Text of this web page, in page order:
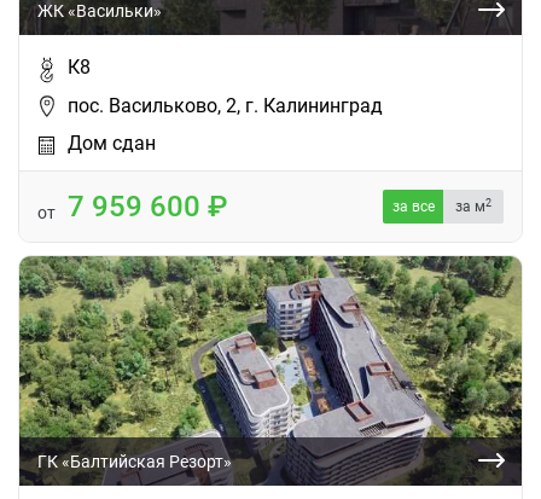
ЖК «Васильки»
К8
пос. Васильково, 2, г. Калининград
Дом сдан
от 7 959 600 за все за м2
ГК «Балтийская Резорт»